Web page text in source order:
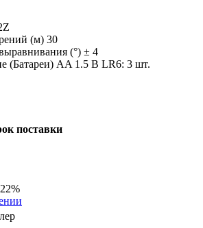
(м) 30
(°) ± 4
(Батареи) AA 1.5 В LR6: 3 шт.
поставки